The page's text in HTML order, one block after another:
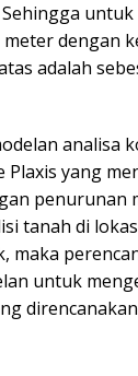
Sehingga
meter dengan
adalah
analisa
Plaxis yang
penurunan
tanah di
maka
untuk